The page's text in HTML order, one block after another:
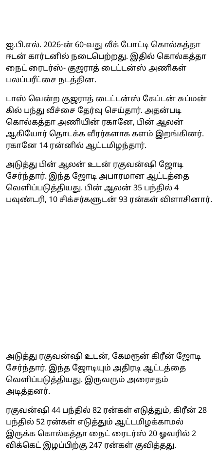
ஐ.பி.எல். 2026-ன் 60-வது லீக் போட்டி கொல்கத்தா
ஈடன் கார்டனில் நடைபெற்றது. இதில் கொல்கத்தா
நைட் ரைடர்ஸ்- குஜராத் டைட்டன்ஸ் அணிகள்
பலப்பரீட்சை நடத்தின.
டாஸ் வென்ற குஜராத் டைட்டன்ஸ் கேப்டன் சுப்மன்
கில் பந்து வீச்சை தேர்வு செய்தார். அதன்படி
கொல்கத்தா அணியின் ரகானே, பின் ஆலன்
ஆகியோர் தொடக்க வீரர்களாக களம் இறங்கினர்.
ரகானே 14 ரன்னில் ஆட்டமிழந்தார்.
அடுத்து பின் ஆலன் உடன் ரகுவன்ஷி ஜோடி
சேர்ந்தார். இந்த ஜோடி அபாரமான ஆட்டத்தை
வெளிப்படுத்தியது. பின் ஆலன் 35 பந்தில் 4
பவுண்டரி, 10 சிக்சர்களுடன் 93 ரன்கள் விளாசினார்.
அடுத்து ரகுவன்ஷி உடன், கேமரூன் கிரீன் ஜோடி
சேர்ந்தார். இந்த ஜோடியும் அதிரடி ஆட்டத்தை
வெளிப்படுத்தியது. இருவரும் அரைசதம்
அடித்தனர்.
ரகுவன்ஷி 44 பந்தில் 82 ரன்கள் எடுத்தும், கிரீன் 28
பந்தில் 52 ரன்கள் எடுத்தும் ஆட்டமிழக்காமல்
இருக்க கொல்கத்தா நைட் ரைடர்ஸ் 20 ஓவரில் 2
விக்கெட் இழப்பிற்கு 247 ரன்கள் குவித்தது.